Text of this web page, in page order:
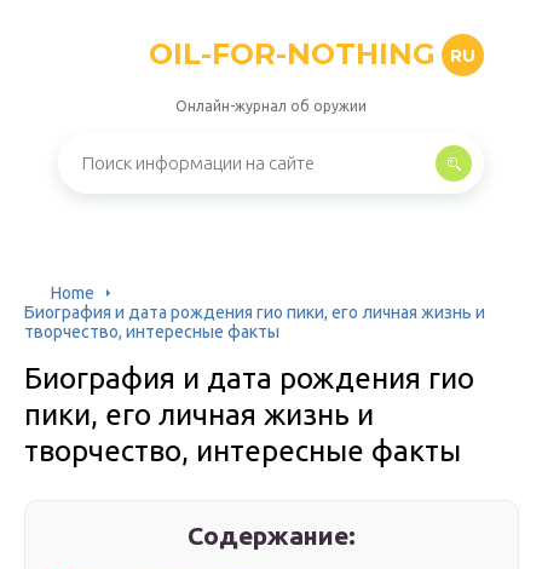
OIL-FOR-NOTHING RU
Онлайн-журнал об оружии
Home
Биография и дата рождения гио пики, его личная жизнь и
творчество, интересные факты
Биография и дата рождения гио
пики, его личная жизнь и
творчество, интересные факты
Содержание: